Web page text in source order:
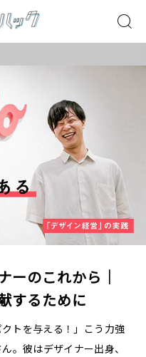
ーのこれから｜
するために
トを与える！」こう力強
。彼はデザイナー出身、